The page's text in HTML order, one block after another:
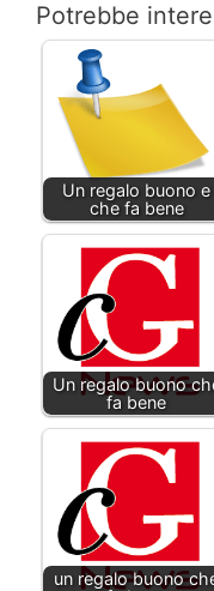
Potrebbe
Un regalo buono e
che fa bene
Un regalo buono
fa bene
un regalo buono